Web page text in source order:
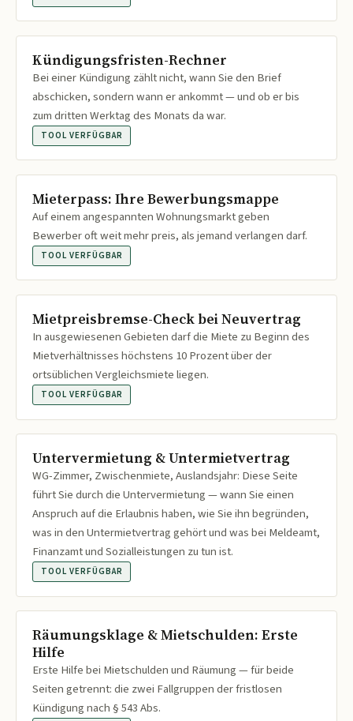
Kündigungsfristen-Rechner
Bei einer Kündigung zählt nicht, wann Sie den Brief
abschicken, sondern wann er ankommt — und ob er bis
zum dritten Werktag des Monats da war.
TOOL VERFÜGBAR
Mieterpass: Ihre Bewerbungsmappe
Auf einem angespannten Wohnungsmarkt geben
Bewerber oft weit mehr preis, als jemand verlangen darf.
TOOL VERFÜGBAR
Mietpreisbremse-Check bei Neuvertrag
In ausgewiesenen Gebieten darf die Miete zu Beginn des
Mietverhältnisses höchstens 10 Prozent über der
ortsüblichen Vergleichsmiete liegen.
TOOL VERFÜGBAR
Untervermietung & Untermietvertrag
WG-Zimmer, Zwischenmiete, Auslandsjahr: Diese Seite
führt Sie durch die Untervermietung — wann Sie einen
Anspruch auf die Erlaubnis haben, wie Sie ihn begründen,
was in den Untermietvertrag gehört und was bei Meldeamt,
Finanzamt und Sozialleistungen zu tun ist.
TOOL VERFÜGBAR
Räumungsklage & Mietschulden: Erste
Hilfe
Erste Hilfe bei Mietschulden und Räumung — für beide
Seiten getrennt: die zwei Fallgruppen der fristlosen
Kündigung nach § 543 Abs.